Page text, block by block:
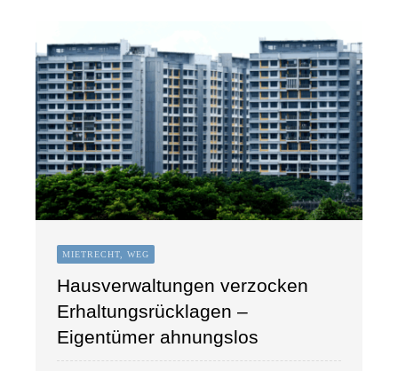
MIETRECHT, WEG
Hausverwaltungen verzocken
Erhaltungsrücklagen –
Eigentümer ahnungslos